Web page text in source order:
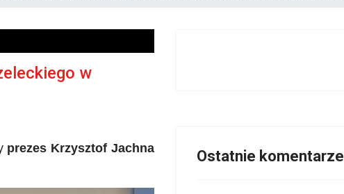
w
prezes KrzysztofJachna
Ostatnie komentarze